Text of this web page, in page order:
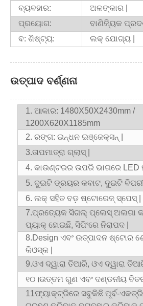
ବ୍ୟବହାର:
ଅଳଙ୍କାର |
ପ୍ରୟୋଗ:
ବାଣିଜ୍ୟିକ
ବ: ଶିଷ୍ଟ୍ୟ:
ଲକ୍ ଯୋଗ୍ୟ |
ଉତ୍ପାଦ ବର୍ଣ୍ଣନା
1. ଆକାର: 1480X50X2430mm /
1200X620X1185mm
2. ରଙ୍ଗ: ଇନ୍ଧନ ଇଞ୍ଜେକ୍ସନ୍ |
3.ତାପମାତ୍ରା ଗ୍ଲାସ୍ |
4. କାଉଣ୍ଟରର ଉପରି ଭାଗରେ LED
5. ଦୁଇଟି ଡ୍ରୟର କବାଟ, ଦୁଇଟି
6. ଲକ୍ ସହିତ ବଡ଼ ଷ୍ଟୋରେଜ୍ ସ୍ପେସ୍ |
7.ପ୍ରତ୍ୟେକ ସିଗଲ୍ ପ୍ଲେସ୍ ଅଲଗା
ପ୍ୟାକ୍ ହୋଇଛି, ସିପିଂରେ ନିରାପଦ |
8.Design ଏବଂ ଉତ୍ପାଦନ ଷ୍ଟୋର
କିଓସ୍କ |
9.ଓଏ ଦ୍ୱାରା ତିଆରି, ଓଏ ଦ୍ୱାରା
୧୦।ଉତ୍ତମ ଗୁଣ ଏବଂ ଦଣ୍ଡନୀୟ
11ଫ୍ୟାକ୍ଟ୍ରିରେ ସବୁକିଛି ପୂର୍ବ-